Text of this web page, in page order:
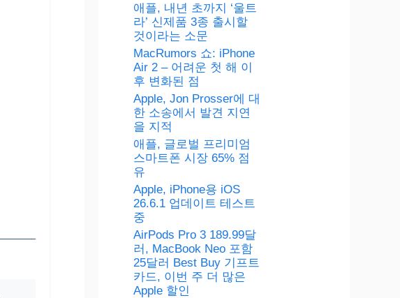
애플, 내년 초까지 ‘울트
라’ 신제품 3종 출시할
것이라는 소문
MacRumors 쇼: iPhone
Air 2 – 어려운 첫 해 이
후 변화된 점
Apple, Jon Prosser에 대
한 소송에서 발견 지연
을 지적
애플, 글로벌 프리미엄
스마트폰 시장 65% 점
유
Apple, iPhone용 iOS
26.6.1 업데이트 테스트
중
AirPods Pro 3 189.99달
러, MacBook Neo 포함
25달러 Best Buy 기프트
카드, 이번 주 더 많은
Apple 할인